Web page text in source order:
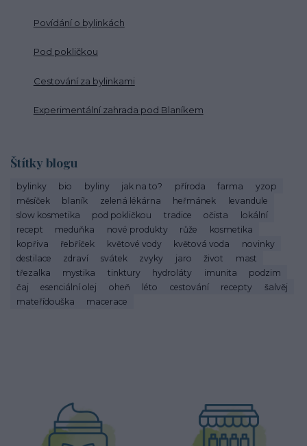
Povídání o bylinkách
Pod pokličkou
Cestování za bylinkami
Experimentální zahrada pod Blaníkem
Štítky blogu
bylinky bio byliny jak na to? příroda farma
yzop
měsíček
blaník zelená lékárna heřmánek
levandule
slow kosmetika
pod pokličkou tradice očista
lokální
recept
meduňka nové produkty růže
kosmetika
kopřiva
řebříček květové vody květová voda
novinky
destilace
zdraví svátek zvyky jaro život
mast
třezalka
mystika tinktury hydroláty imunita
podzim
čaj
esenciální olej oheň léto cestování recepty
šalvěj
mateřídouška
macerace